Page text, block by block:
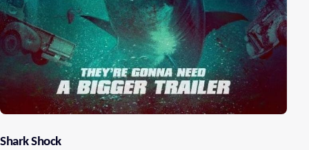
Shark Shock